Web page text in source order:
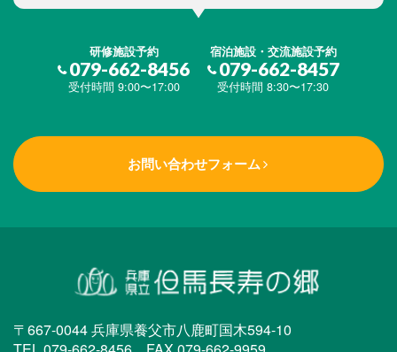
研修施設予約
079-662-8456
受付時間 9:00〜17:00
宿泊施設・交流施設予約
079-662-8457
受付時間 8:30〜17:30
お問い合わせフォーム
〒667-0044 兵庫県養父市八鹿町国木594-10